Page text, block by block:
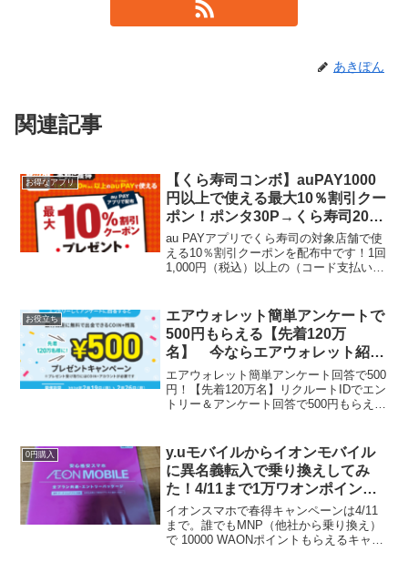
あきぽん
関連記事
お得なアプリ
【くら寿司コンボ】auPAY1000
円以上で使える最大10％割引クー
ポン！ポンタ30P→くら寿司200
円割引券に交換！
au PAYアプリでくら寿司の対象店舗で使
える10％割引クーポンを配布中です！1回
1,000円（税込）以上の（コード支払い）
ターが貼ってある店舗👇キャンペーン期
間...
お役立ち
エアウォレット簡単アンケートで
500円もらえる【先着120万
名】 今ならエアウォレット紹介
特典でもれなく3000Pontaポイン
ト！（～2/21まで）
エアウォレット簡単アンケート回答で500
円！【先着120万名】リクルートIDでエン
トリー＆アンケート回答で500円もらえま
日（月）0:00 ～2024年2月26...
0円購入
y.uモバイルからイオンモバイル
に異名義転入で乗り換えしてみ
た！4/11まで1万ワオンポイント
もらえる
イオンスマホで春得キャンペーンは4/11
まで。誰でもMNP（他社から乗り換え）
で 10000 WAONポイントもらえるキャン